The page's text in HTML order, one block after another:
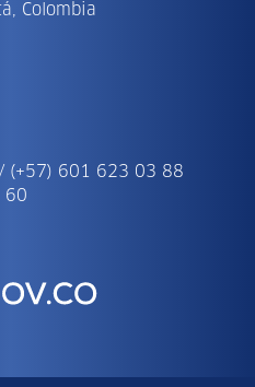
Colombia
(+57) 601 623 03 88
60